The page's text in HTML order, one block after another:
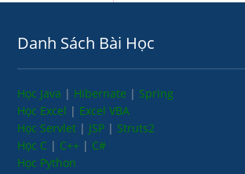
Danh Sách Bài Học
Học Java | Hibernate | Spring
Học Excel | Excel VBA
Học Servlet | JSP | Struts2
Học C | C++ | C#
Học Python